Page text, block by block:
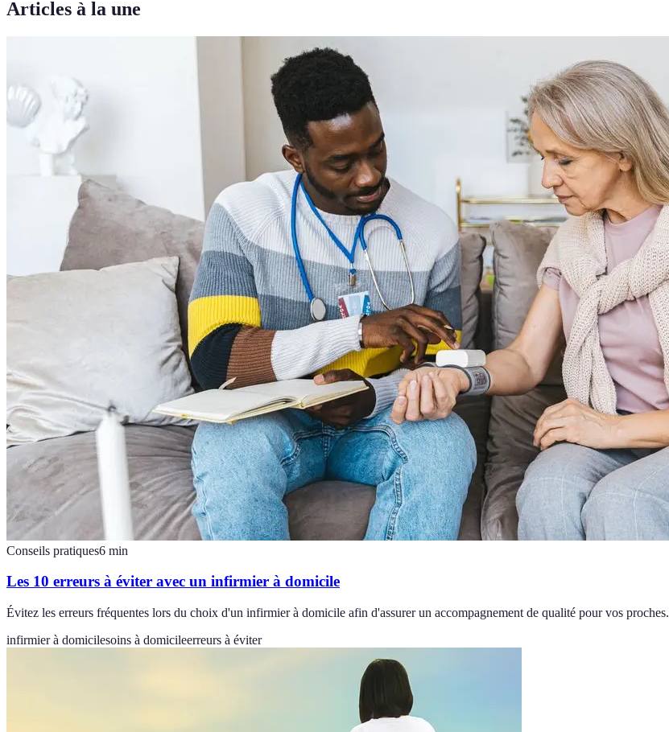
Articles à la une
Conseils pratiques6 min
Les 10 erreurs à éviter avec un infirmier à domicile
Évitez les erreurs fréquentes lors du choix d'un infirmier à domicile afin d'assurer un accompagnement de qualité pour vos proches.
infirmier à domicilesoins à domicileerreurs à éviter